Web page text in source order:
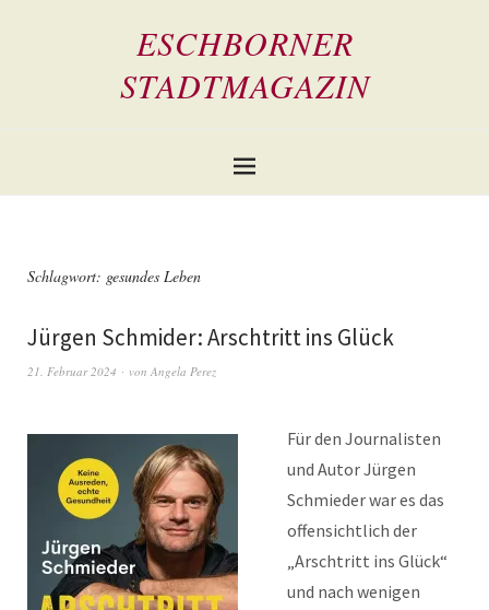
ESCHBORNER
STADTMAGAZIN
Schlagwort: gesundes Leben
Jürgen Schmider: Arschtritt ins Glück
21. Februar 2024 von Angela Perez
Für den Journalisten
und Autor Jürgen
Schmieder war es das
offensichtlich der
„Arschtritt ins Glück“
und nach wenigen